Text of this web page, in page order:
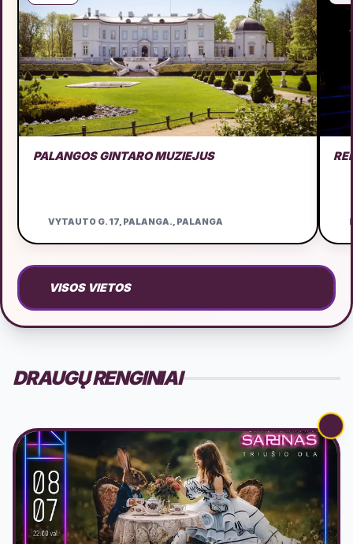
PALANGOS GINTARO MUZIEJUS
VYTAUTO G. 17, PALANGA., PALANGA
VISOS VIETOS
DRAUGŲ RENGINIAI